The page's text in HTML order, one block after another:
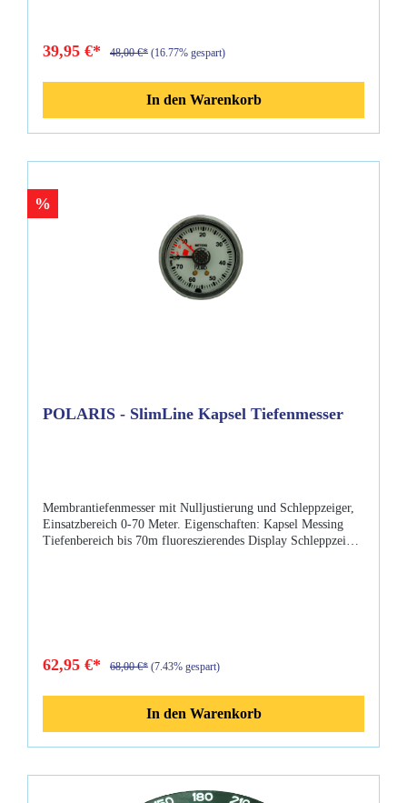
39,95 €* 48,00 €* (16.77% gespart)
In den Warenkorb
%
POLARIS - SlimLine Kapsel Tiefenmesser
Membrantiefenmesser mit Nulljustierung und Schleppzeiger,
Einsatzbereich 0-70 Meter. Eigenschaften: Kapsel Messing
Tiefenbereich bis 70m fluoreszierendes Display Schleppzeiger
62,95 €* 68,00 €* (7.43% gespart)
In den Warenkorb